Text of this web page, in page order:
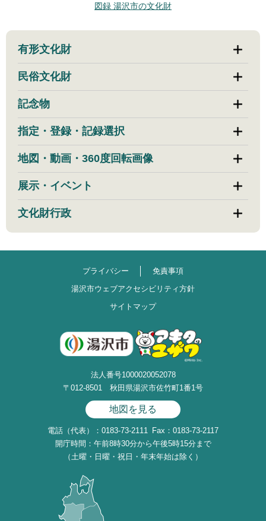
図録 湯沢市の文化財
有形文化財
民俗文化財
記念物
指定・登録・記録選択
地図・動画・360度回転画像
展示・イベント
文化財行政
プライバシー
免責事項
湯沢市ウェブアクセシビリティ方針
サイトマップ
法人番号1000020052078
〒012-8501 秋田県湯沢市佐竹町1番1号
地図を見る
電話（代表）：0183-73-2111
Fax：0183-73-2117
開庁時間：午前8時30分から午後5時15分まで
（土曜・日曜・祝日・年末年始は除く）